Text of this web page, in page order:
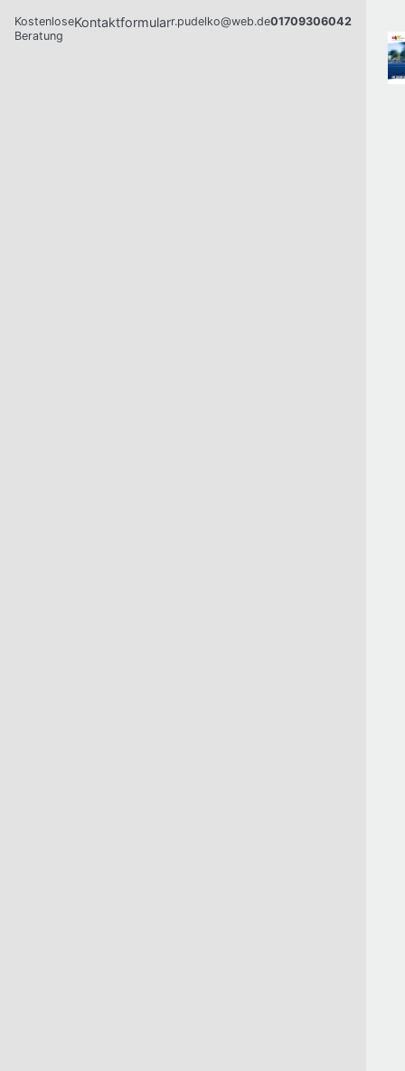
Kostenlose
Beratung
Kontaktformularr.pudelko@web.de01709306042